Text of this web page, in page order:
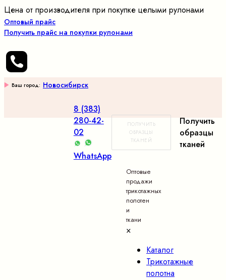
Цена от производителя при покупке целыми рулонами
Оптовый прайс
Получить прайс на покупки рулонами
Ваш город: Новосибирск
8 (383)
280-42-
02
WhatsApp
ПОЛУЧИТЬ
ОБРАЗЦЫ
ТКАНЕЙ
Получить
образцы
тканей
Оптовые
продажи
трикотажных
полотен
и
ткани
×
Каталог
Трикотажные
полотна